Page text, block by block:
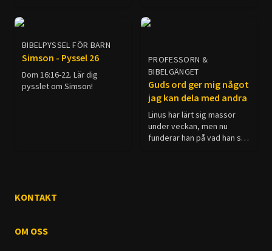
BIBELPYSSEL FÖR BARN
Simson - Pyssel 26
Dom 16:16-22. Lär dig
pysslet om Simson!
PROFESSORN &
BIBELGÄNGET
Guds ord ger mig något
jag kan dela med andra
Linus har lärt sig massor
under veckan, men nu
funderar han på vad han ska
KONTAKT
OM OSS